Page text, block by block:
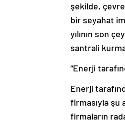
şekilde,
bir seyahat
yılının son
santrali
“Enerji
Enerji
firmasıyla şu
firmaların